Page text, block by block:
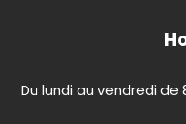
Du lundi au vendredi de